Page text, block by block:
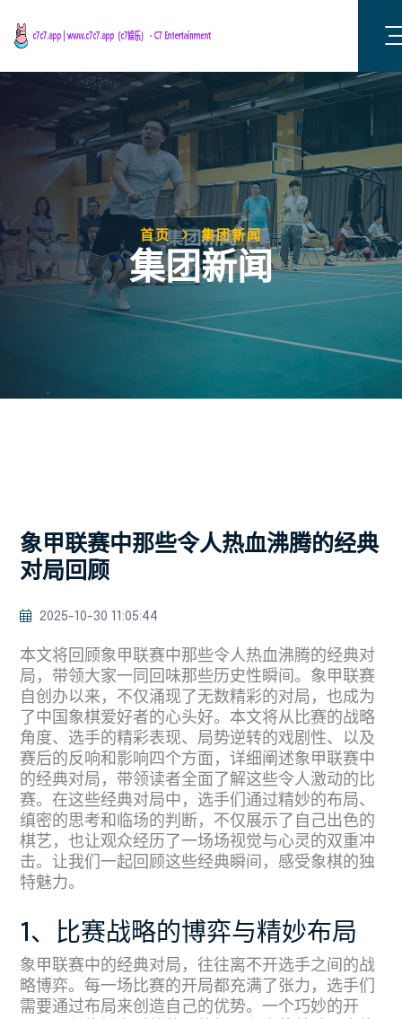
首页 集团新闻
集团新闻
象甲联赛中那些令人热血沸腾的经典
对局回顾
2025-10-30 11:05:44
本文将回顾象甲联赛中那些令人热血沸腾的经典对
局，带领大家一同回味那些历史性瞬间。象甲联赛
自创办以来，不仅涌现了无数精彩的对局，也成为
了中国象棋爱好者的心头好。本文将从比赛的战略
角度、选手的精彩表现、局势逆转的戏剧性、以及
赛后的反响和影响四个方面，详细阐述象甲联赛中
的经典对局，带领读者全面了解这些令人激动的比
赛。在这些经典对局中，选手们通过精妙的布局、
缜密的思考和临场的判断，不仅展示了自己出色的
棋艺，也让观众经历了一场场视觉与心灵的双重冲
击。让我们一起回顾这些经典瞬间，感受象棋的独
特魅力。
1、比赛战略的博弈与精妙布局
象甲联赛中的经典对局，往往离不开选手之间的战
略博弈。每一场比赛的开局都充满了张力，选手们
需要通过布局来创造自己的优势。一个巧妙的开